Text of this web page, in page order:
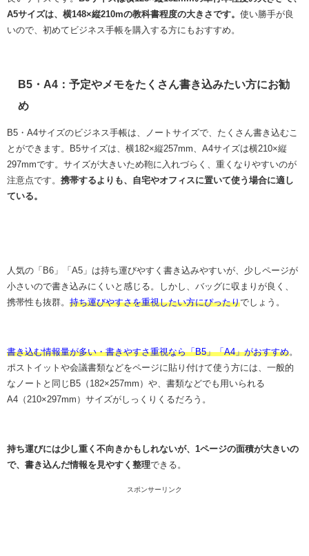
A5サイズは、横148×縦210mの教科書程度の大きさです。 使い勝手が良
いので、初めてビジネス手帳を購入する方にもおすすめ。
B5・A4：予定やメモをたくさん書き込みたい方にお勧
め
B5・A4サイズのビジネス手帳は、ノートサイズで、たくさん書き込むこ
とができます。B5サイズは、横182×縦257mm、A4サイズは横210×縦
297mmです。サイズが大きいため鞄に入れづらく、重くなりやすいのが
注意点です。 携帯するよりも、自宅やオフィスに置いて使う場合に適し
ている。
人気の「B6」「A5」は持ち運びやすく書き込みやすいが、少しページが
小さいので書き込みにくいと感じる。しかし、バッグに収まりが良く、
携帯性も抜群。 持ち運びやすさを重視したい方にぴったりでしょう。
書き込む情報量が多い・書きやすさ重視なら「B5」「A4」がおすすめ。
ポストイットや会議書類などをページに貼り付けて使う方には、一般的
なノートと同じB5（182×257mm）や、書類などでも用いられる
A4（210×297mm）サイズがしっくりくるだろう。
持ち運びには少し重く不向きかもしれないが、1ページの面積が大きいの
で、書き込んだ情報を見やすく整理できる。
スポンサーリンク